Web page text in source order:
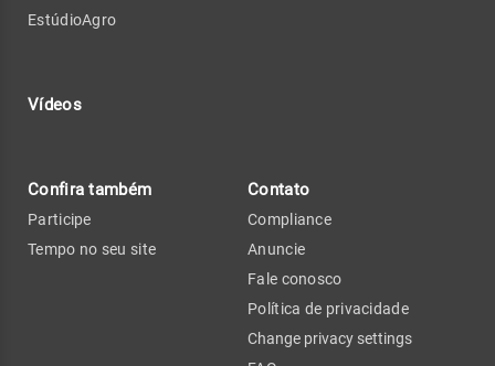
EstúdioAgro
Vídeos
Confira também
Participe
Tempo no seu site
Contato
Compliance
Anuncie
Fale conosco
Política de privacidade
Change privacy settings